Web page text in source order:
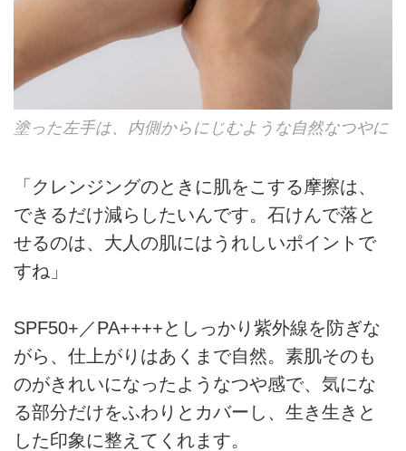
塗った左手は、内側からにじむような自然なつやに
「クレンジングのときに肌をこする摩擦は、
できるだけ減らしたいんです。石けんで落と
せるのは、大人の肌にはうれしいポイントで
すね」
SPF50+／PA++++としっかり紫外線を防ぎな
がら、仕上がりはあくまで自然。素肌そのも
のがきれいになったようなつや感で、気にな
る部分だけをふわりとカバーし、生き生きと
した印象に整えてくれます。